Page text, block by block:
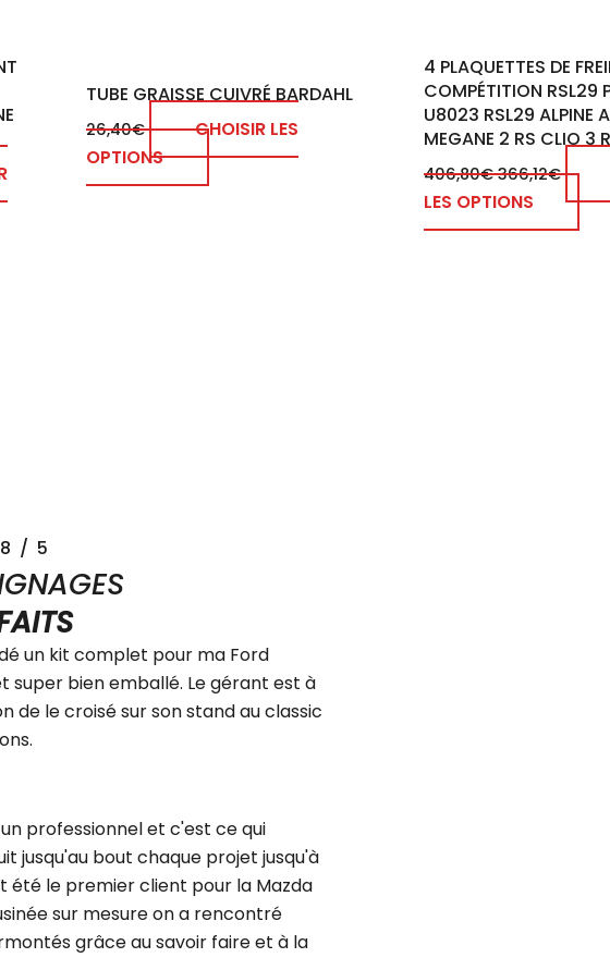
TUBE GRAISSE CUIVRÉ BARDAHL
26,40€
CHOISIR LES
OPTIONS
4 PLAQUETTES DE
COMPÉTITION RSL29
U8023 RSL29 ALPINE
MEGANE 2 RS CLIO 3
406,80€ 366,12€
LES OPTIONS
/ 5
un kit complet pour ma Ford
super bien emballé. Le gérant est à
de le croisé sur son stand au classic
professionnel et c'est ce qui
jusqu'au bout chaque projet jusqu'à
été le premier client pour la Mazda
sur mesure on a rencontré
grâce au savoir faire et à la